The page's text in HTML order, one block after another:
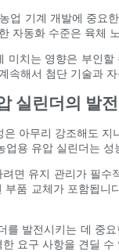
업 기계 개발에 중요
자동화 수준은 육체
미치는 영향은 부인
속해서 첨단 기술과
실린더의 발전
아무리 강조해도
용 유압 실린더는
면 유지 관리가 필
품 교체가 포함됩
를 발전시키는 데 중
요구 사항을 견딜